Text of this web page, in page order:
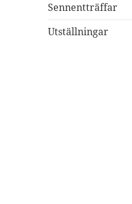
Sennentträffar
Utställningar